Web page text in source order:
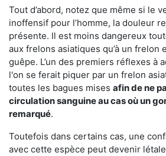
Tout d’abord, notez que même si le
inoffensif pour l’homme, la douleur
présente. Il est moins dangereux
aux frelons asiatiques qu’à un frelon
guêpe. L’un des premiers réflexes à
l'on se ferait piquer par un frelon
toutes les bagues mises afin de ne
circulation sanguine au cas où un
remarqué.
Toutefois dans certains cas, une
avec cette espèce peut devenir létale